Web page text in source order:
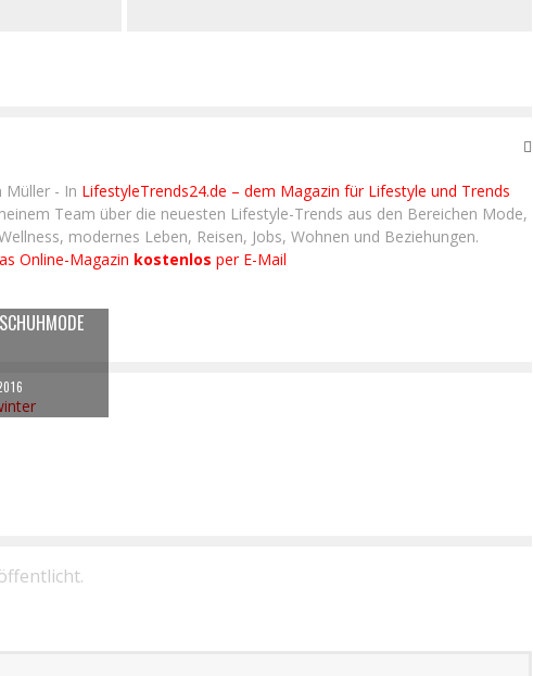
Müller - In LifestyleTrends24.de – dem Magazin für Lifestyle und Trends
Team über die neuesten Lifestyle-Trends aus den Bereichen Mode,
modernes Leben, Reisen, Jobs, Wohnen und Beziehungen.
Online-Magazin kostenlos per E-Mail